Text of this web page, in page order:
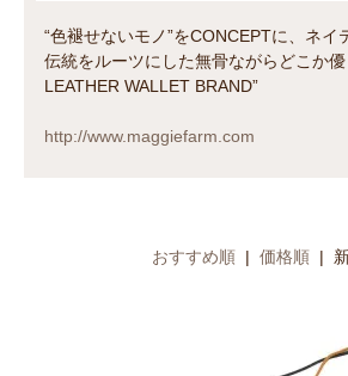
“色褪せないモノ”をCONCEPTに、ネイ
伝統をルーツにした無骨ながらどこか
LEATHER WALLET BRAND”
http://www.maggiefarm.com
おすすめ順 | 価格順 |